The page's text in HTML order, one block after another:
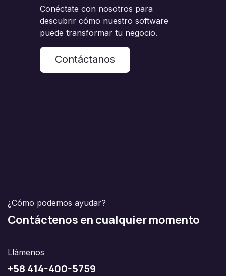
Conéctate con nosotros para
descubrir cómo nuestro software
puede transformar tu negocio.
Contáctanos
¿Cómo podemos ayudar?
Contáctenos en cualquier momento
Llámenos
+58 414-400-5759